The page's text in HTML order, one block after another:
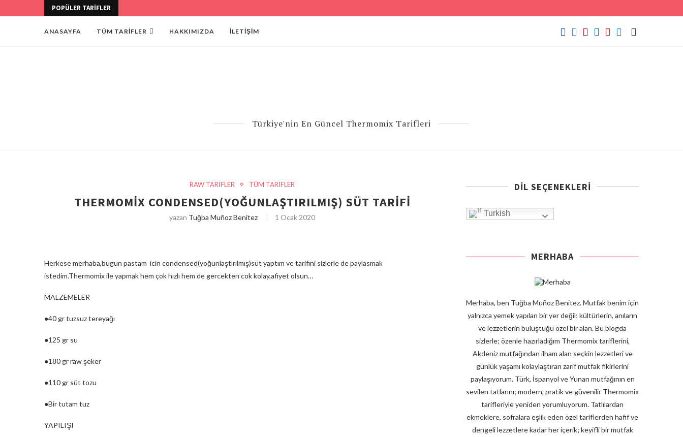
POPÜLER TARIFLER
ANASAYFA TÜM TARİFLER HAKKIMIZDA İLETIŞIM
Türkiye'nin En Güncel Thermomix Tarifleri
RAW TARİFLER TÜM TARİFLER
THERMOMIX CONDENSED(YOĞUNLAŞTIRILMIŞ) SÜT TARIFI
yazan Tuğba Muñoz Benitez 1 Ocak 2020
Herkese merhaba,bugun pastam icin condensed(yoğunlaştırılmış)süt yaptım ve tarifini sizlerle de paylasmak
istedim.Thermomix ile yapmak hem çok hızlı hem de gercekten cok kolay,afiyet olsun…
MALZEMELER
●40 gr tuzsuz tereyağı
●125 gr su
●180 gr raw şeker
●110 gr süt tozu
●Bir tutam tuz
YAPILIŞI
DIL SEÇENEKLERI
Turkish
MERHABA
Merhaba, ben Tuğba Muñoz Benitez. Mutfak benim için
yalnızca yemek yapılan bir yer değil; kültürlerin, anıların
ve lezzetlerin buluştuğu özel bir alan. Bu blogda
sizlerle; özenle hazırladığım Thermomix tariflerini,
Akdeniz mutfağından ilham alan seçkin lezzetleri ve
günlük yaşamı kolaylaştıran zarif mutfak fikirlerini
paylaşıyorum. Türk, İspanyol ve Yunan mutfağının en
sevilen tatlarını; modern, pratik ve güvenilir Thermomix
tarifleriyle yeniden yorumluyorum. Tatlılardan
ekmeklere, sofralara eşlik eden özel tariflerden hafif ve
dengeli lezzetlere kadar her içerik; keyifli bir mutfak